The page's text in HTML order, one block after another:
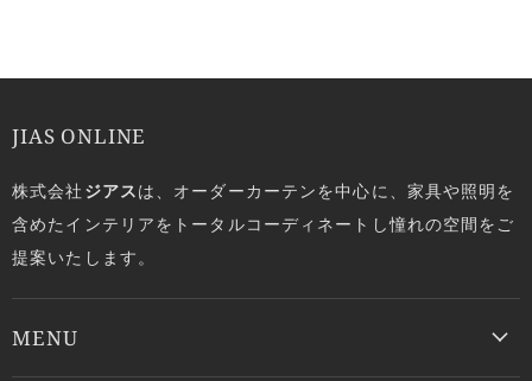
JIAS ONLINE
株式会社 ジアスは、オーダーカーテンを中心に、家具や照明を
含めたインテリアをトータルコーディネートし憧れの空間をご
提案いたします。
MENU